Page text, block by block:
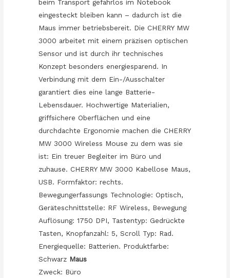
beim Transport gefahrlos im Notebook
eingesteckt bleiben kann – dadurch ist die
Maus immer betriebsbereit. Die CHERRY MW
3000 arbeitet mit einem präzisen optischen
Sensor und ist durch ihr technisches
Konzept besonders energiesparend. In
Verbindung mit dem Ein-/Ausschalter
garantiert dies eine lange Batterie-
Lebensdauer. Hochwertige Materialien,
griffsichere Oberflächen und eine
durchdachte Ergonomie machen die CHERRY
MW 3000 Wireless Mouse zu dem was sie
ist: Ein treuer Begleiter im Büro und
zuhause. CHERRY MW 3000 Kabellose Maus,
USB. Formfaktor: rechts.
Bewegungerfassungs Technologie: Optisch,
Geräteschnittstelle: RF Wireless, Bewegung
Auflösung: 1750 DPI, Tastentyp: Gedrückte
Tasten, Knopfanzahl: 5, Scroll Typ: Rad.
Energiequelle: Batterien. Produktfarbe:
Schwarz Maus
Zweck: Büro